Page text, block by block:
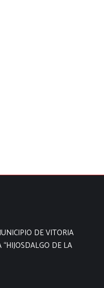
DE VITORIA
DE LA